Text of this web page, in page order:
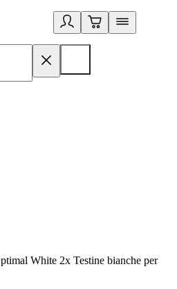
White 2x Testine bianche per